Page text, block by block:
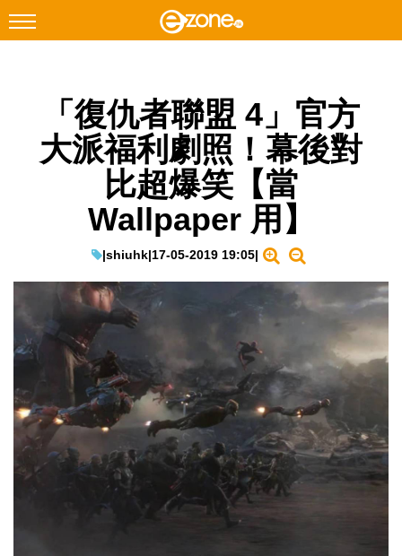
Facebook Instagram
科技焦點
EduTech
IT Times
生成式AI與雲端應用
Enterprise Digital Transformation
特集
「復仇者聯盟 4」官方
大派福利劇照！幕後對
比超爆笑【當
Wallpaper 用】
|shiuhk|17-05-2019 19:05|